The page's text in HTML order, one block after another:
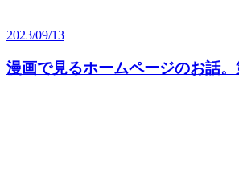
2023/09/13
漫画で見るホームページのお話